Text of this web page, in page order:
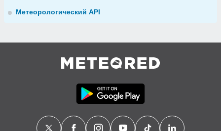
Метеорологический API